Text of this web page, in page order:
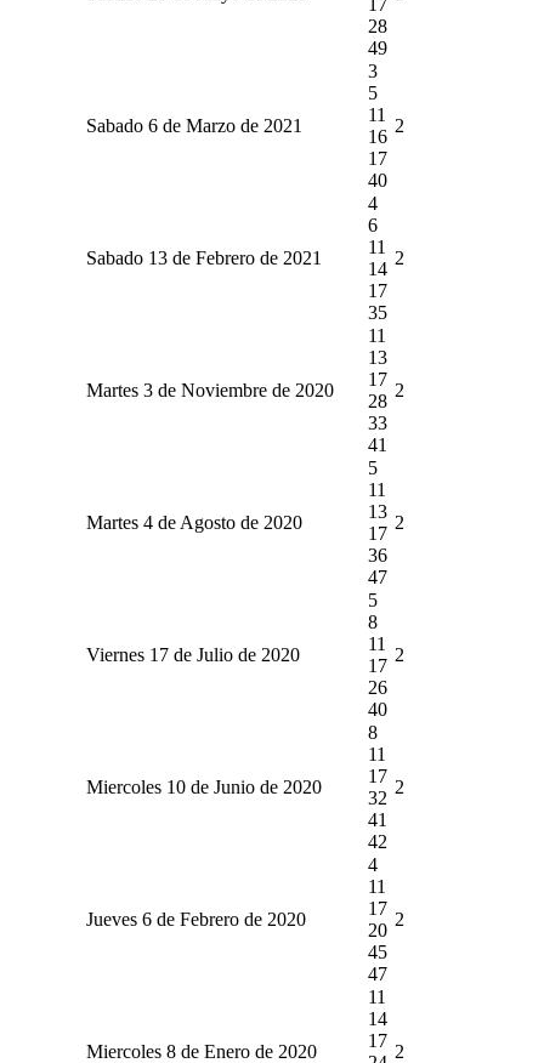
28
49
Sabado 6 de Marzo de 2021
3
5
11
16
17
40
2
Sabado 13 de Febrero de 2021
4
6
11
14
17
35
2
Martes 3 de Noviembre de 2020
11
13
17
28
33
41
2
Martes 4 de Agosto de 2020
5
11
13
17
36
47
2
Viernes 17 de Julio de 2020
5
8
11
17
26
40
2
Miercoles 10 de Junio de 2020
8
11
17
32
41
42
2
Jueves 6 de Febrero de 2020
4
11
17
20
45
47
2
Miercoles 8 de Enero de 2020
11
14
17
2